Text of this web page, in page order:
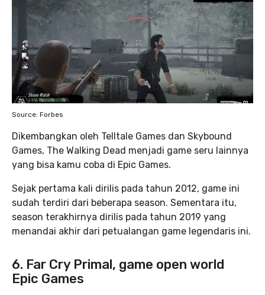
Source: Forbes
Dikembangkan oleh Telltale Games dan Skybound
Games, The Walking Dead menjadi game seru lainnya
yang bisa kamu coba di Epic Games.
Sejak pertama kali dirilis pada tahun 2012, game ini
sudah terdiri dari beberapa season. Sementara itu,
season terakhirnya dirilis pada tahun 2019 yang
menandai akhir dari petualangan game legendaris ini.
6. Far Cry Primal, game open world
Epic Games